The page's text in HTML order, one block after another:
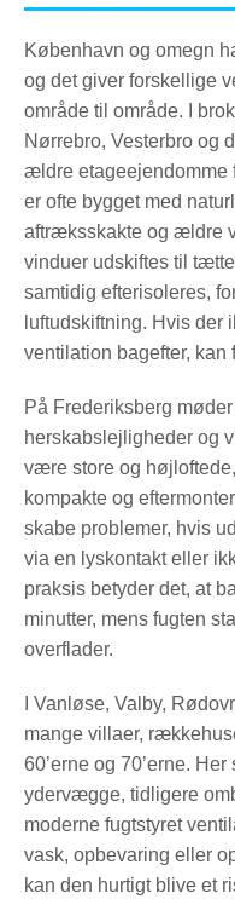
København og omegn
og det giver forskellige
område til område. I
Nørrebro, Vesterbro og
ældre etageejendomme
er ofte bygget med
aftræksskakte og ældre
vinduer udskiftes til
samtidig efterisoleres,
luftudskiftning. Hvis der
ventilation bagefter, kan
På Frederiksberg
herskabslejligheder og
være store og
kompakte og
skabe problemer, hvis
via en lyskontakt eller
praksis betyder det, at
minutter, mens fugten
overflader.
I Vanløse, Valby,
mange villaer,
60’erne og 70’erne.
ydervægge, tidligere
moderne fugtstyret
vask, opbevaring eller
kan den hurtigt blive et